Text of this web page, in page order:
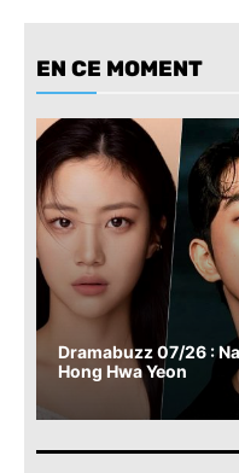
EN CE MOMENT
Dramabuzz 07/26 :
Hong Hwa Yeon